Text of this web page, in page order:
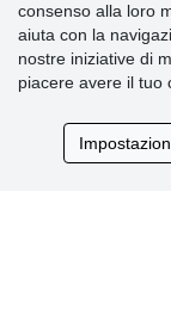
» Impostazioni
» Termini &
» Informativa
» Consegna e
» Programma
consenso alla loro
aiuta con la
nostre iniziative di
piacere avere il tuo